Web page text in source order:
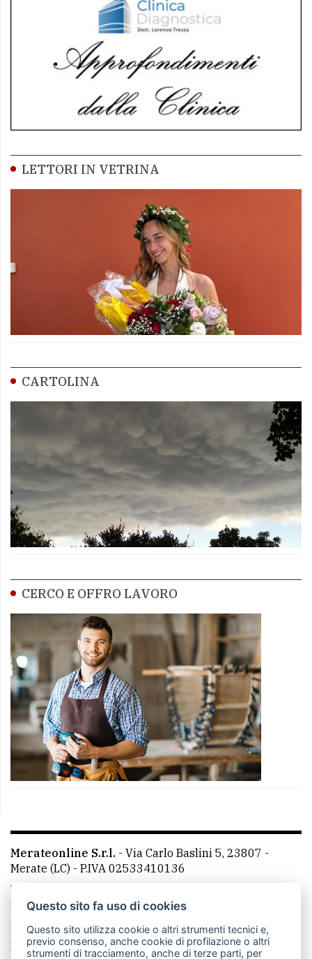
LETTORI IN VETRINA
CARTOLINA
CERCO E OFFRO LAVORO
Merateonline S.r.l. - Via Carlo Baslini 5, 23807 -
Merate (LC) - P.IVA 02533410136
Telefono:
mail: redazione@merateonline.it
La redazione
CasateOnline LeccoOnline
RSS
Made by VIP
Questo sito fa uso di cookies
Questo sito utilizza cookie o altri strumenti tecnici e,
previo consenso, anche cookie di profilazione o altri
strumenti di tracciamento, anche di terze parti, per